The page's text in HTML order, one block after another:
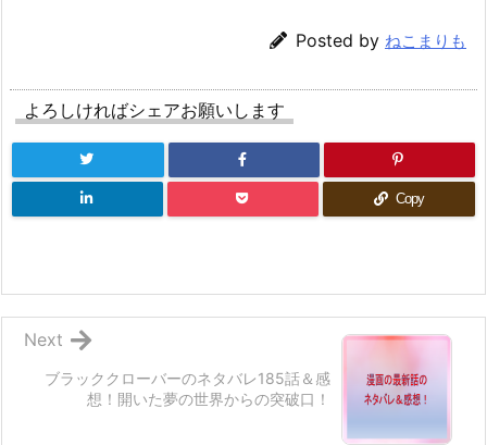
Posted by ねこまりも
よろしければシェアお願いします
Copy
ブラッククローバーのネタバレ185話＆感
想！開いた夢の世界からの突破口！
Next